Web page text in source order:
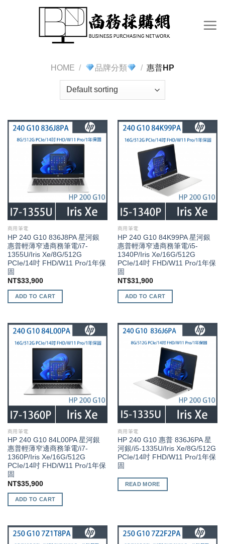
HOME / 品牌分類 / 惠普HP
商用筆電
HP 240 G10 836J8PA 星河銀
惠普輕薄窄邊商務筆電/i7-
1355U/Iris Xe/8G/512G
PCIe/14吋 FHD/W11 Pro/1年保
固
NT$33,900
ADD TO CART
商用筆電
HP 240 G10 84K99PA 星河銀
惠普輕薄窄邊商務筆電/i5-
1340P/Iris Xe/16G/512G
PCIe/14吋 FHD/W11 Pro/1年保
固
NT$31,900
ADD TO CART
商用筆電
HP 240 G10 84L00PA 星河銀
惠普輕薄窄邊商務筆電/i7-
1360P/Iris Xe/16G/512G
PCIe/14吋 FHD/W11 Pro/1年保
固
NT$35,900
ADD TO CART
商用筆電
HP 240 G10 惠普 836J6PA 星
河銀/i5-1335U/Iris Xe/8G/512G
PCIe/14吋 FHD/W11 Pro/1年保
固
READ MORE